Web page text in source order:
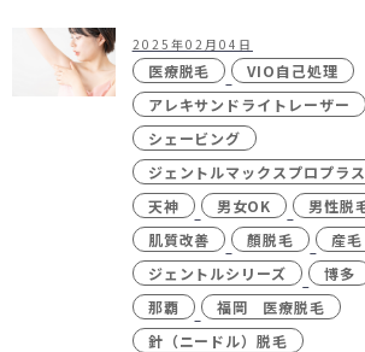
お問い合わせ
未成年の方へ
（Dr.施
- ピコス
- VISIA
- CO2（
- ジュベ
- ボツリ
2025年02月04日
医療脱毛
VIO自己処理
アレキサンドライトレーザー
シェービング
ジェントルマックスプロプラス
天神
男女OK 男性脱
肌質改善
顏脱毛 産毛
ジェントルシリーズ
博多
那覇
福岡 医療脱毛
針（ニードル）脱毛